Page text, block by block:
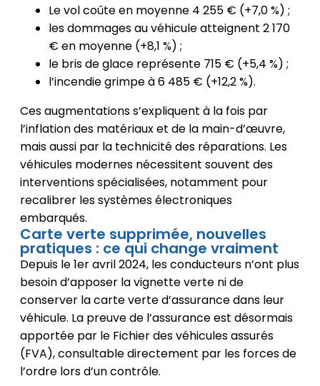
Le vol coûte en moyenne 4 255 € (+7,0 %) ;
les dommages au véhicule atteignent 2 170
€ en moyenne (+8,1 %) ;
le bris de glace représente 715 € (+5,4 %) ;
l’incendie grimpe à 6 485 € (+12,2 %).
Ces augmentations s’expliquent à la fois par
l’inflation des matériaux et de la main-d’œuvre,
mais aussi par la technicité des réparations. Les
véhicules modernes nécessitent souvent des
interventions spécialisées, notamment pour
recalibrer les systèmes électroniques
embarqués.
Carte verte supprimée, nouvelles
pratiques : ce qui change vraiment
Depuis le 1er avril 2024, les conducteurs n’ont plus
besoin d’apposer la vignette verte ni de
conserver la carte verte d’assurance dans leur
véhicule. La preuve de l’assurance est désormais
apportée par le Fichier des véhicules assurés
(FVA), consultable directement par les forces de
l’ordre lors d’un contrôle.